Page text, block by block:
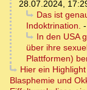
28.07.2024,
Das ist
Indoktrination. -
In den USA
über ihre
Plattformen)
Hier ein
Blasphemie und